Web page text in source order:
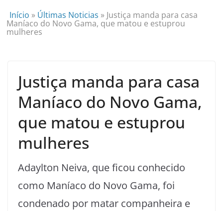
Início » Últimas Noticias » Justiça manda para casa
Maníaco do Novo Gama, que matou e estuprou
mulheres
Justiça manda para casa
Maníaco do Novo Gama,
que matou e estuprou
mulheres
Adaylton Neiva, que ficou conhecido
como Maníaco do Novo Gama, foi
condenado por matar companheira e